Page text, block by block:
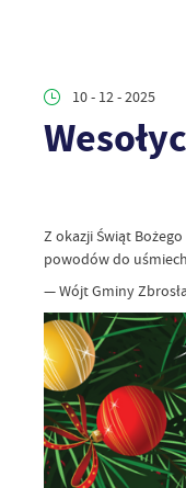
10 - 12 - 2025
Z okazji Świąt
powodów do
— Wójt Gminy